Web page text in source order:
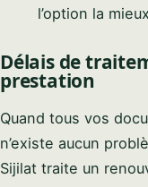
l’option la
Délais de
prestation
Quand tous vos
n’existe aucun
Sijilat traite un